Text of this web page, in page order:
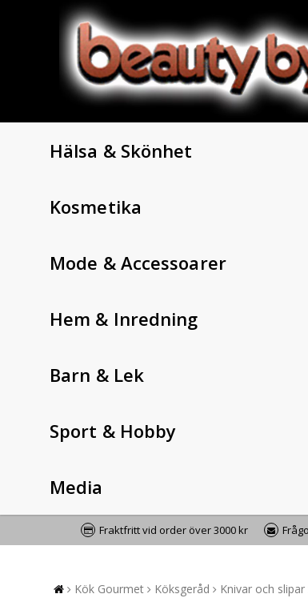
Hälsa & Skönhet
Kosmetika
Mode & Accessoarer
Hem & Inredning
Barn & Lek
Sport & Hobby
Media
Fraktfritt vid order över 3000 kr
Kök Gourmet Köksgeråd Knivar och slipar